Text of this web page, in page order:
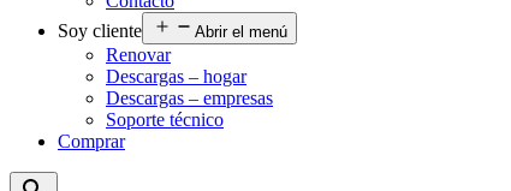
Soy cliente
Abrir el menú
Renovar
Descargas – hogar
Descargas – empresas
Soporte técnico
Comprar